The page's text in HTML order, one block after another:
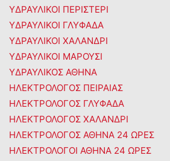
ΥΔΡΑΥΛΙΚΟΙ ΠΕΡΙΣΤΕΡΙ
ΥΔΡΑΥΛΙΚΟΙ ΓΛΥΦΑΔΑ
ΥΔΡΑΥΛΙΚΟΙ ΧΑΛΑΝΔΡΙ
ΥΔΡΑΥΛΙΚΟΙ ΜΑΡΟΥΣΙ
ΥΔΡΑΥΛΙΚΟΣ ΑΘΗΝΑ
ΗΛΕΚΤΡΟΛΟΓΟΣ ΠΕΙΡΑΙΑΣ
ΗΛΕΚΤΡΟΛΟΓΟΣ ΓΛΥΦΑΔΑ
ΗΛΕΚΤΡΟΛΟΓΟΣ ΧΑΛΑΝΔΡΙ
ΗΛΕΚΤΡΟΛΟΓΟΣ ΑΘΗΝΑ 24 ΩΡΕΣ
ΗΛΕΚΤΡΟΛΟΓΟΙ ΑΘΗΝΑ 24 ΩΡΕΣ